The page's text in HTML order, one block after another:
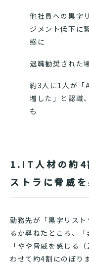
他社員への黒字
ジメント低下に
感に
退職勧奨された
約3人に1人が「
増した」と認識
も
1.IT人材の約4
ストラに脅威
勤務先が「黒字リス
るか尋ねたところ、
「やや脅威を感じる
わせて約4割にのぼり